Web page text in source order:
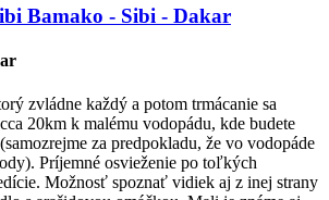
Bamako - Sibi - Dakar
zvládne každý a potom trmácanie sa
20km k malému vodopádu, kde budete
za predpokladu, že vo vodopáde
Príjemné osvieženie po toľkých
Možnosť spoznať vidiek aj z inej strany